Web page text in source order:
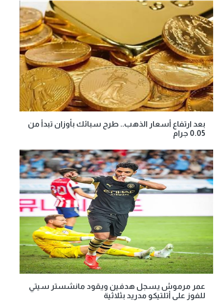
بعد ارتفاع أسعار الذهب.. طرح سبائك بأوزان تبدأ من
0.05 جرام
عمر مرموش يسجل هدفين ويقود مانشستر سيتي
للفوز على أتلتيكو مدريد بثلاثية